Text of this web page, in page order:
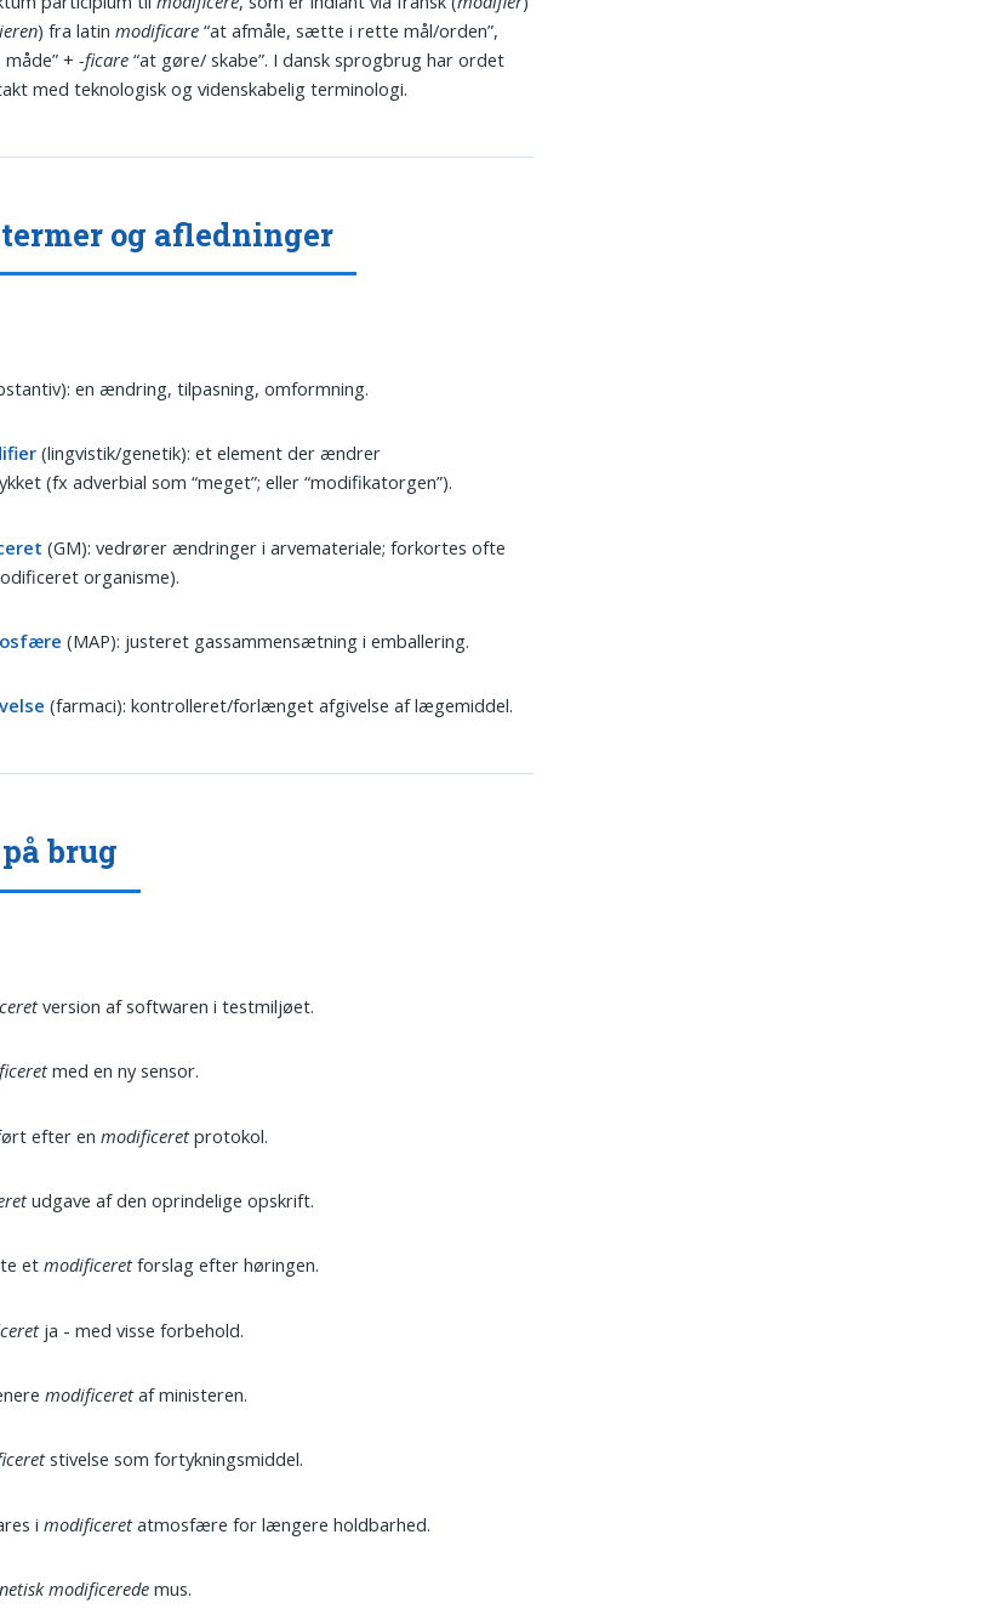
) fra latinmodificare “at afmåle, sætte i rette mål/orden”,
måde” +-ficare “at gøre/ skabe”. I dansk sprogbrug har ordet
med teknologisk og videnskabelig terminologi.
og afledninger
en ændring, tilpasning, omformning.
(lingvistik/genetik): et element der ændrer
(fx adverbial som “meget”; eller “modifikatorgen”).
(GM): vedrører ændringer i arvemateriale; forkortes ofte
organisme).
(MAP): justeret gassammensætning i emballering.
(farmaci): kontrolleret/forlænget afgivelse af lægemiddel.
brug
version af softwaren i testmiljøet.
med en ny sensor.
efter enmodificeretprotokol.
udgave af den oprindelige opskrift.
etmodificeretforslag efter høringen.
ja - med visse forbehold.
modificeretaf ministeren.
stivelse som fortykningsmiddel.
imodificeretatmosfære for længere holdbarhed.
modificeredemus.